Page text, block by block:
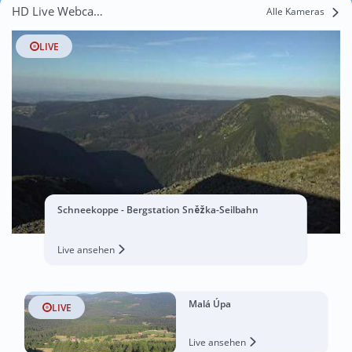
HD Live Webcams Mysłów Alle Kameras
LIVE
Schneekoppe - Bergstation Sněžka-Seilbahn
Live ansehen
LIVE Malá Úpa
Live ansehen